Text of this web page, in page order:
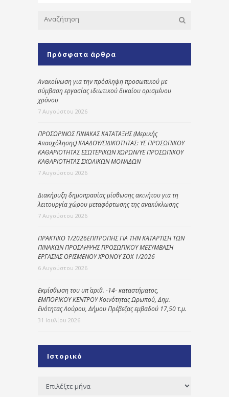
Πρόσφατα άρθρα
Ανακοίνωση για την πρόσληψη προσωπικού με
σύμβαση εργασίας ιδιωτικού δικαίου ορισμένου
χρόνου
7 Αυγούστου 2026
ΠΡΟΣΩΡΙΝΟΣ ΠΙΝΑΚΑΣ ΚΑΤΑΤΑΞΗΣ (Μερικής
Απασχόλησης) ΚΛΑΔΟΥ/ΕΙΔΙΚΟΤΗΤΑΣ: ΥΕ ΠΡΟΣΩΠΙΚΟΥ
ΚΑΘΑΡΙΟΤΗΤΑΣ ΕΣΩΤΕΡΙΚΩΝ ΧΩΡΩΝ/ΥΕ ΠΡΟΣΩΠΙΚΟΥ
ΚΑΘΑΡΙΟΤΗΤΑΣ ΣΧΟΛΙΚΩΝ ΜΟΝΑΔΩΝ
7 Αυγούστου 2026
Διακήρυξη δημοπρασίας μίσθωσης ακινήτου για τη
λειτουργία χώρου μεταφόρτωσης της ανακύκλωσης
7 Αυγούστου 2026
ΠΡΑΚΤΙΚΟ 1/2026ΕΠΙΤΡΟΠΗΣ ΓΙΑ ΤΗΝ ΚΑΤΑΡΤΙΣΗ ΤΩΝ
ΠΙΝΑΚΩΝ ΠΡΟΣΛΗΨΗΣ ΠΡΟΣΩΠΙΚΟΥ ΜΕΣΥΜΒΑΣΗ
ΕΡΓΑΣΙΑΣ ΟΡΙΣΜΕΝΟΥ ΧΡΟΝΟΥ ΣΟΧ 1/2026
6 Αυγούστου 2026
Εκμίσθωση του υπ΄ αριθ. -14- καταστήματος,
ΕΜΠΟΡΙΚΟΥ ΚΕΝΤΡΟΥ Κοινότητας Ωρωπού, Δημ.
Ενότητας Λούρου, Δήμου Πρέβεζας εμβαδού 17,50 τ.μ.
31 Ιουλίου 2026
Ιστορικό
Ιστορικό